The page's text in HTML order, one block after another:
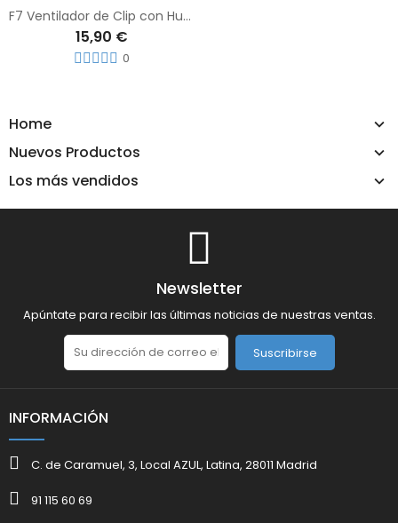
Home
Nuevos Productos
Los más vendidos
F7 Ventilador de Clip con Humidificador Rosa
15,90 €
0
Newsletter
Apúntate para recibir las últimas noticias de nuestras ventas.
Suscribirse
INFORMACIÓN
C. de Caramuel, 3, Local AZUL, Latina, 28011 Madrid
91 115 60 69